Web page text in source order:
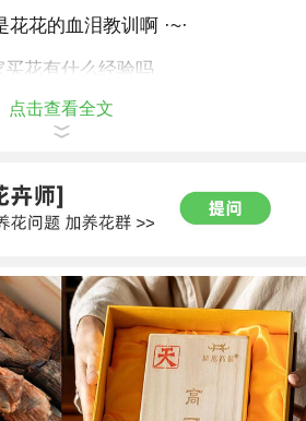
花花的血泪教训啊 ·~·
买花有什么经验吗
多跟花花说说喔
点击查看全文